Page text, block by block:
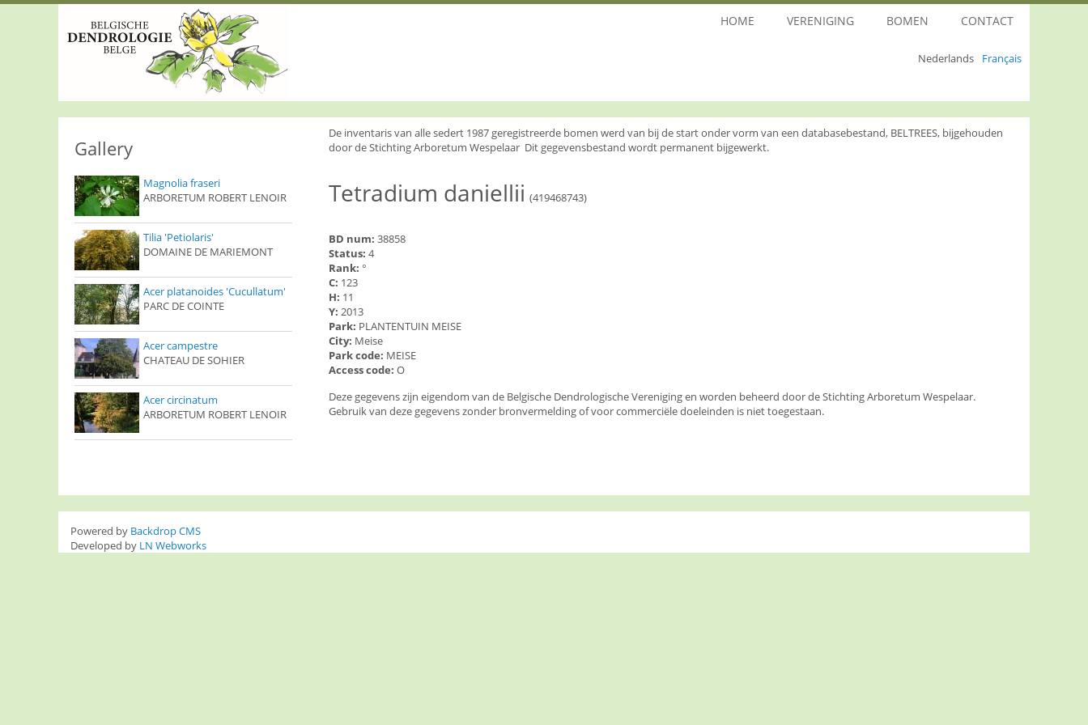
Nederlands Français
HOME VERENIGING BOMEN CONTACT
De inventaris van alle sedert 1987 geregistreerde bomen werd van bij de start onder vorm van een databasebestand, BELTREES, bijgehouden
door de Stichting Arboretum Wespelaar Dit gegevensbestand wordt permanent bijgewerkt.
Tetradium daniellii (419468743)
BD num: 38858
Status: 4
Rank: °
C: 123
H: 11
Y: 2013
Park: PLANTENTUIN MEISE
City: Meise
Park code: MEISE
Access code: O
Deze gegevens zijn eigendom van de Belgische Dendrologische Vereniging en worden beheerd door de Stichting Arboretum Wespelaar.
Gebruik van deze gegevens zonder bronvermelding of voor commerciële doeleinden is niet toegestaan.
Gallery
Magnolia fraseri
ARBORETUM ROBERT LENOIR
Tilia 'Petiolaris'
DOMAINE DE MARIEMONT
Acer platanoides 'Cucullatum'
PARC DE COINTE
Acer campestre
CHATEAU DE SOHIER
Acer circinatum
ARBORETUM ROBERT LENOIR
Powered by Backdrop CMS
Developed by LN Webworks